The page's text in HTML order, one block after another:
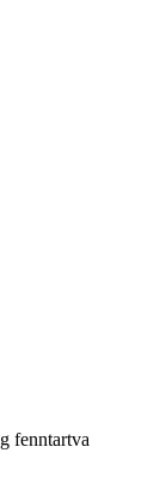
fenntartva